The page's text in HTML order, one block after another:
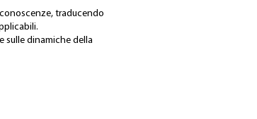
traducendo
sulle dinamiche della